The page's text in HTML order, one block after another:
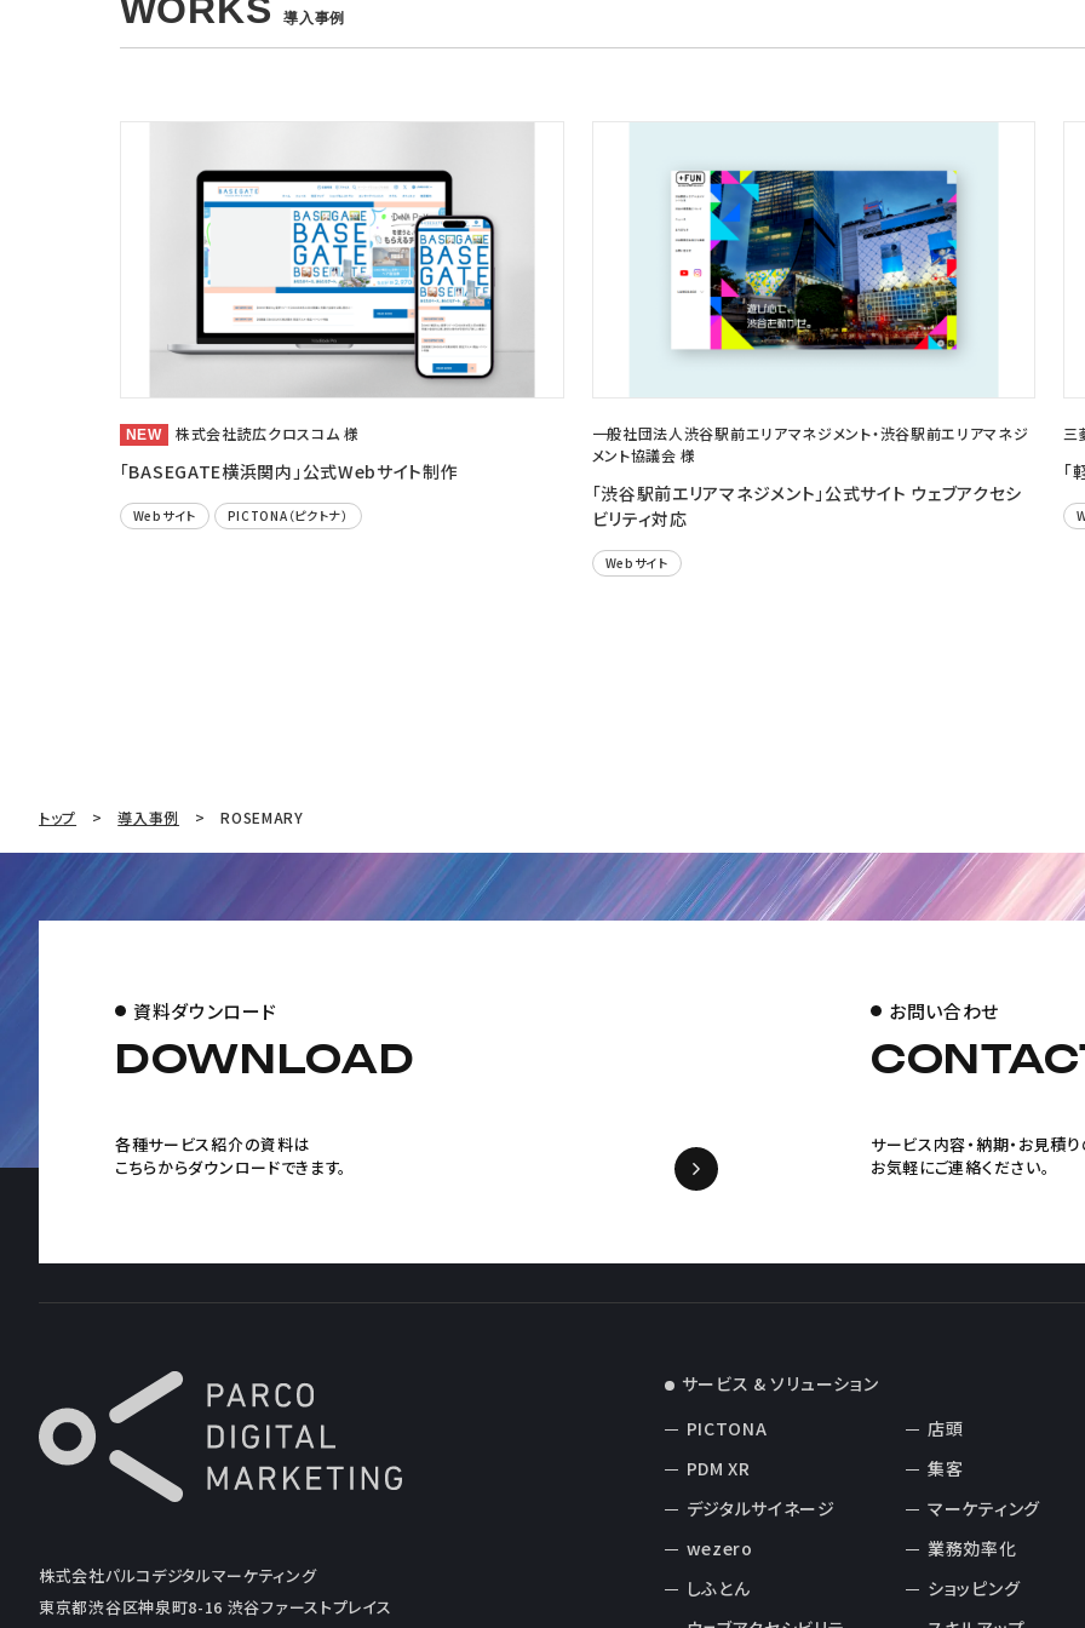
WORKS 導入事例
株式会社読広クロスコム 様
「BASEGATE横浜関内」公式Webサイト制作
Webサイト PICTONA（ピクトナ）
一般社団法人渋谷駅前エリアマネジメント・渋谷駅前エリアマネジ
メント協議会 様
「渋谷駅前エリアマネジメント」公式サイト ウェブアクセシ
ビリティ対応
Webサイト
三
トップ 導入事例 ROSEMARY
資料ダウンロード
DOWNLOAD
各種サービス紹介の資料は
こちらからダウンロードできます。
お問い合わせ
サービス内容・納期・お見積
お気軽にご連絡ください。
株式会社パルコデジタルマーケティング
東京都渋谷区神泉町8-16 渋谷ファーストプレイス
サービス & ソリューション
PICTONA
PDM XR
デジタルサイネージ
wezero
しふとん
店頭
集客
マーケティング
業務効率化
ショッピング